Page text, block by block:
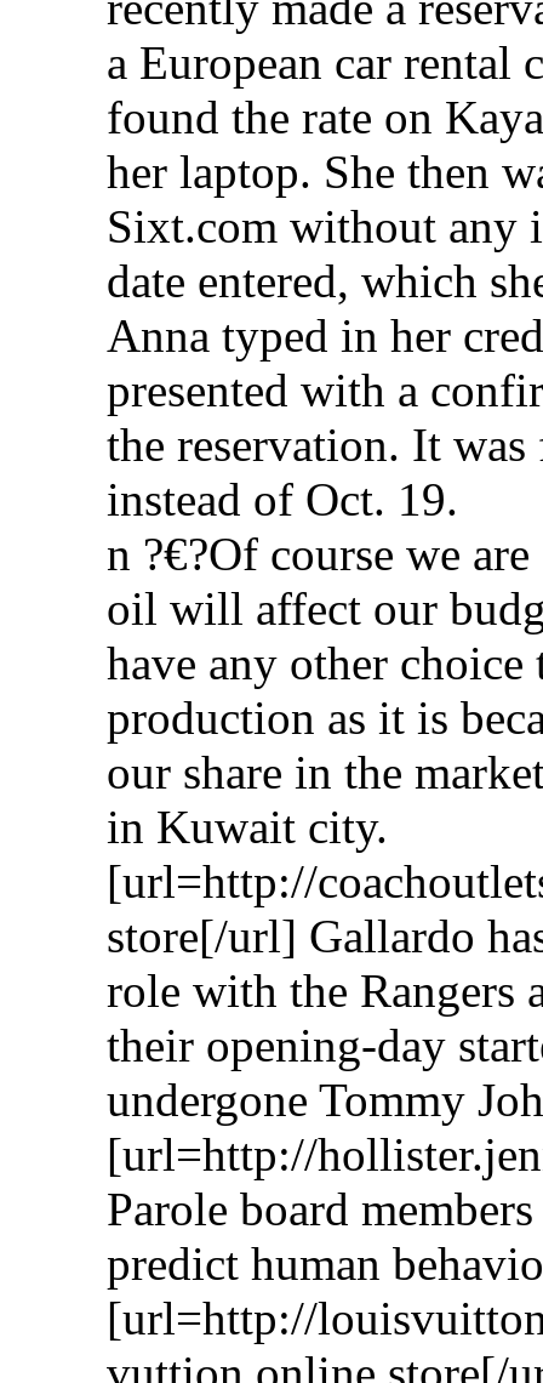
a European car rental
found the rate on
her laptop. She then
Sixt.com without any
date entered, which
Anna typed in her
presented with a
the reservation. It
instead of Oct. 19.
n ?€?Of course we
oil will affect our
have any other
production as it is
our share in the
in Kuwait city.
[url=http://
store[/url] Gallardo
role with the Rangers
their opening-day
undergone Tommy
[url=http://
Parole board
predict human
[url=http://